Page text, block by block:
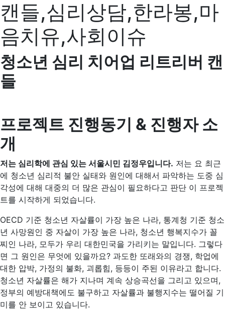
캔들,심리상담,한라봉,마
음치유,사회이슈
청소년 심리 치어업 리트리버 캔
들
프로젝트 진행동기 & 진행자 소
개
저는 심리학에 관심 있는 서울시민 김정우입니다. 저는 요 최근
에 청소년 심리적 불안 실태와 원인에 대해서 파악하는 도중 심
각성에 대해 대중의 더 많은 관심이 필요하다고 판단 이 프로젝
트를 시작하게 되었습니다.
OECD 기준 청소년 자살률이 가장 높은 나라, 통계청 기준 청소
년 사망원인 중 자살이 가장 높은 나라, 청소년 행복지수가 꼴
찌인 나라, 모두가 우리 대한민국을 가리키는 말입니다. 그렇다
면 그 원인은 무엇에 있을까요? 과도한 또래와의 경쟁, 학업에
대한 압박, 가정의 불화, 괴롭힘, 등등이 주된 이유라고 합니다.
청소년 자살률은 해가 지나며 계속 상승곡선을 그리고 있으며,
정부의 예방대책에도 불구하고 자살률과 불행지수는 떨어질 기
미를 안 보이고 있습니다.